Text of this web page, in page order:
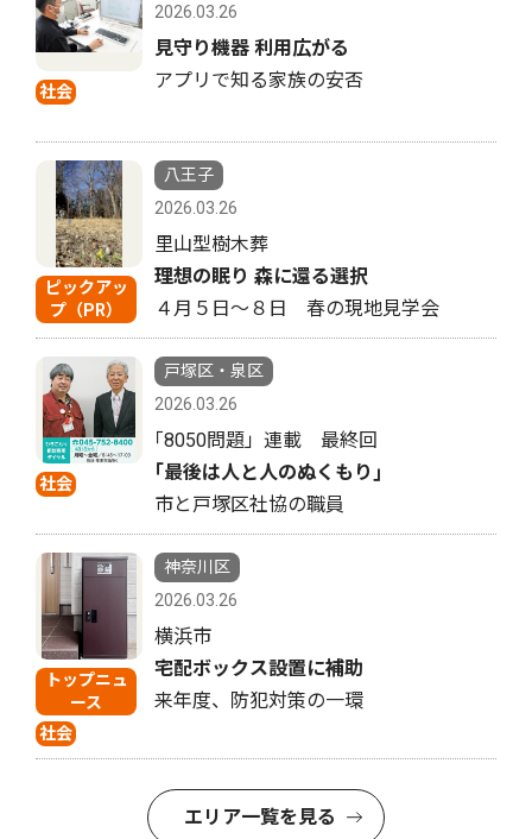
社会
2026.03.26
見守り機器 利用広がる
アプリで知る家族の安否
ピックアッ
プ（PR）
八王子
2026.03.26
里山型樹木葬
理想の眠り 森に還る選択
４月５日〜８日 春の現地見学会
社会
戸塚区・泉区
2026.03.26
｢8050問題」連載 最終回
｢最後は人と人のぬくもり｣
市と戸塚区社協の職員
トップニュ
ース
社会
神奈川区
2026.03.26
横浜市
宅配ボックス設置に補助
来年度、防犯対策の一環
エリア一覧を見る